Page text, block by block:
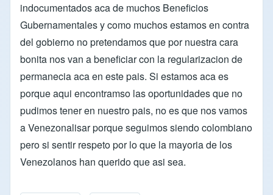
indocumentados aca de muchos Beneficios
Gubernamentales y como muchos estamos en contra
del gobierno no pretendamos que por nuestra cara
bonita nos van a beneficiar con la regularizacion de
permanecia aca en este pais. Si estamos aca es
porque aqui encontramso las oportunidades que no
pudimos tener en nuestro pais, no es que nos vamos
a Venezonalisar porque seguimos siendo colombiano
pero si sentir respeto por lo que la mayoria de los
Venezolanos han querido que asi sea.